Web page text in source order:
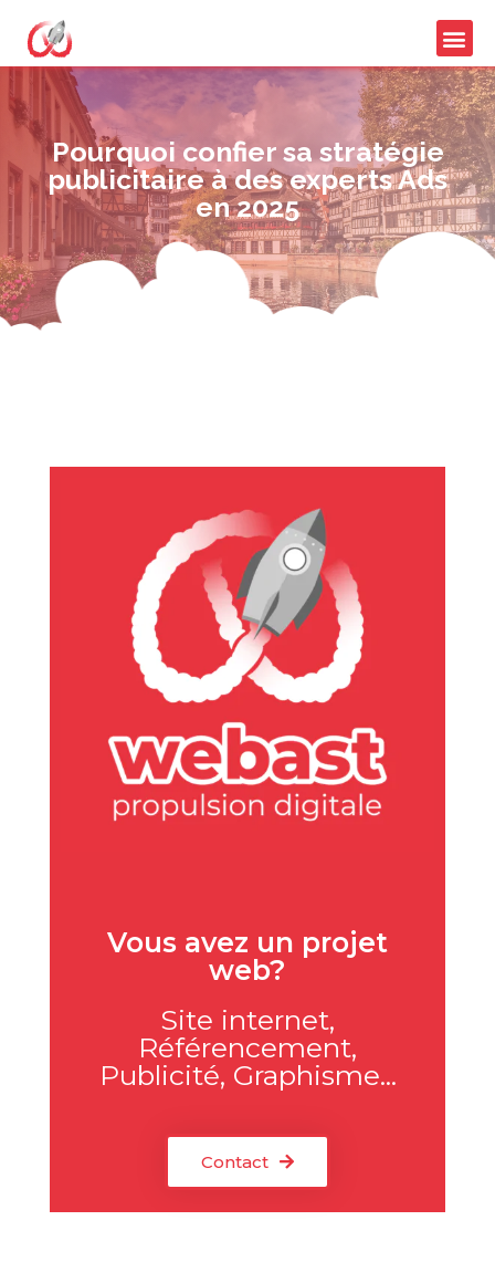
Pourquoi confier sa stratégie
publicitaire à des experts Ads
en 2025
Vous avez un projet
web?
Site internet,
Référencement,
Publicité, Graphisme...
Contact